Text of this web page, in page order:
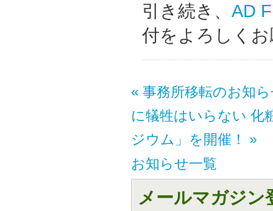
引き続き、 AD
付をよろしく
« 事務所移転のお知
に犠牲はいらない 化
ジウム」を開催！ »
お知らせ一覧
メールマガジン